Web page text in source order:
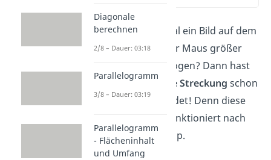
Hast du schonmal ein Bild auf dem
Computer mit der Maus größer
oder kleiner gezogen? Dann hast
du diezentrische Streckung schon
einmal angewendet! Denn diese
Vergrößerung funktioniert nach
demselben Prinzip.
Diagonale
berechnen
2/8 – Dauer: 03:18
Parallelogramm
3/8 – Dauer: 03:19
Parallelogramm
- Flächeninhalt
und Umfang